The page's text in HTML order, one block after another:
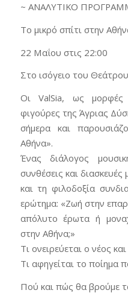
~ ΑΝΑΛΥΤΙΚΟ
Το μικρό σπίτι στην
22 Μαΐου στις 22:00
Στο ισόγειο του
Οι ValSia, ως μορφές
φιγούρες της Άγριας
σήμερα και
Αθήνα».
Ένας διάλογος
συνθέσεις και
και τη φιλοδοξία
ερώτημα: «Ζωή στην
απόλυτο έρωτα ή
στην Αθήνα;»
Τι ονειρεύεται ο νέος
Τι αφηγείται το ποίημα
Πού και πώς θα βρούμε